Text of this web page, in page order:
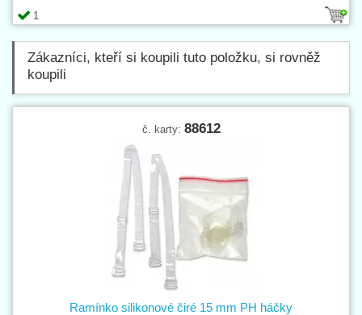
1
Zákazníci, kteří si koupili tuto položku, si rovněž
koupili
č. karty: 88612
Ramínko silikonové čiré 15 mm PH háčky